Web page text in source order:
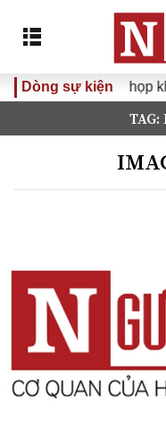
Dòng sự kiệnKỳ họp
TAG: